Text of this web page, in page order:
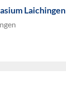
Laichingen